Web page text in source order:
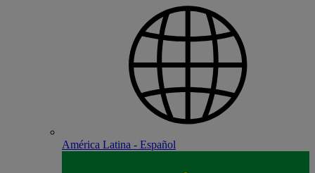
América Latina - Español